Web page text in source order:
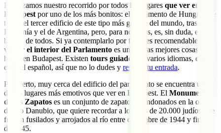
Empezamos nuestro recorrido por todos los lugares que ver en
Budapest por uno de los más bonitos: el Parlamento de Hungría. Se
trata del tercer edificio de este tipo más grande del mundo, tras el de
Rumanía y el de Argentina, pero, para nosotros, es, sin duda, el más
bonito de todos. Si ya contemplarlo por fuera es recomendable,
visitar el interior del Parlamento es una de las mejores cosas que
hacer en Budapest. Existen tours guiados
en varios idiomas, entre
ellos el español, así que no lo dudes y reserva tu entrada.
Por cierto, muy cerca del edificio del parlamento se encuentra uno
de los lugares más emotivos que ver en Budapest. El Monumento
de los Zapatos es un conjunto de zapatos abandonados en la orilla
del río Danubio, que quiere recordar a los más de 20.000 judíos que
fueron fusilados y arrojados al río entre diciembre de 1944 y finales
de 1945.